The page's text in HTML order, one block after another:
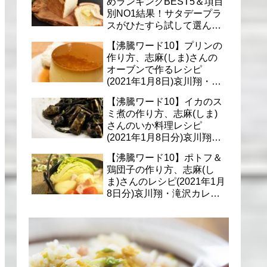
別NO1結果！サタデープラ
スがひたすら試して選んだ
【沸騰ワード10】プリンの
作り方、志麻(しま)さんの
オーブンで作るレシピ
(2021年1月8日)哀川翔・滝
理
【沸騰ワード10】イカのス
ミ煮の作り方、志麻(しま)
さんのいか料理レシピ
(2021年1月8日分)哀川翔・
【沸騰ワード10】ポトフ＆
鶏団子の作り方、志麻(し
ま)さんのレシピ(2021年1月
8日分)哀川翔・滝沢カレ